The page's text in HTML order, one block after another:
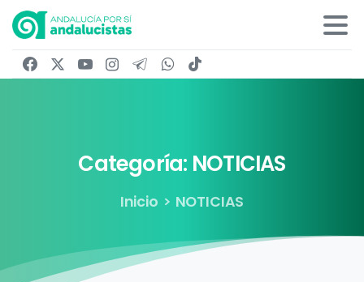
Categoría: NOTICIAS
Inicio NOTICIAS